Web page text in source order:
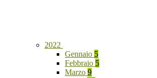
2022
Gennaio 5
Febbraio 5
Marzo 9